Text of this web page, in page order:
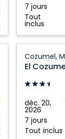
7 jours
Tout
inclus
All
Inclusive:
Puerto
Plata,
République
dominicaine
Cozumel,
El
déc. 20,
2026
7 jours
Tout inclus
Cozumeleno
Beach
Resort:
Mexique